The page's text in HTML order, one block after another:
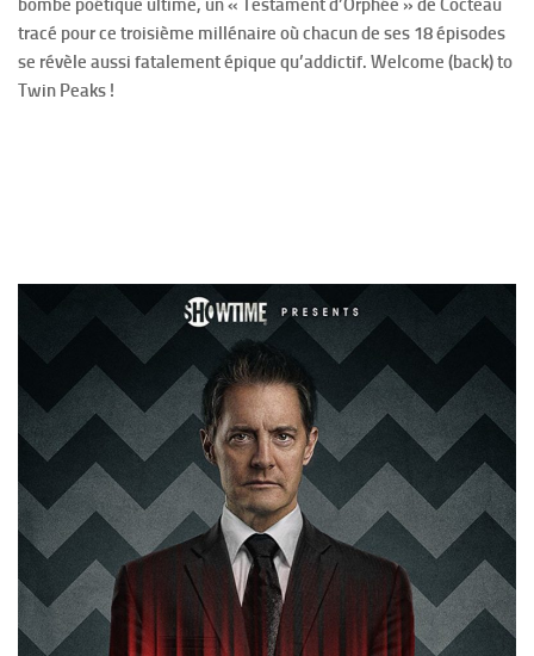
bombe poétique ultime, un « Testament d’Orphée » de Cocteau
tracé pour ce troisième millénaire où chacun de ses 18 épisodes
se révèle aussi fatalement épique qu’addictif. Welcome (back) to
Twin Peaks !